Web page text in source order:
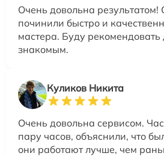
Очень довольна
починили быстро и
мастера. Буду рекомендовать
знакомым.
Куликов Никита
Очень довольна сервисом.
пару часов, объяснили, что
они работают лучше, чем